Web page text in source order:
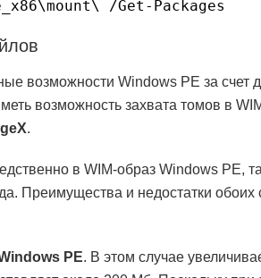
/Get-Packages
возможности Windows PE за счет
возможность захвата томов в
.
в WIM-образ Windows PE,
Преимущества и недостатки
PE. В этом случае